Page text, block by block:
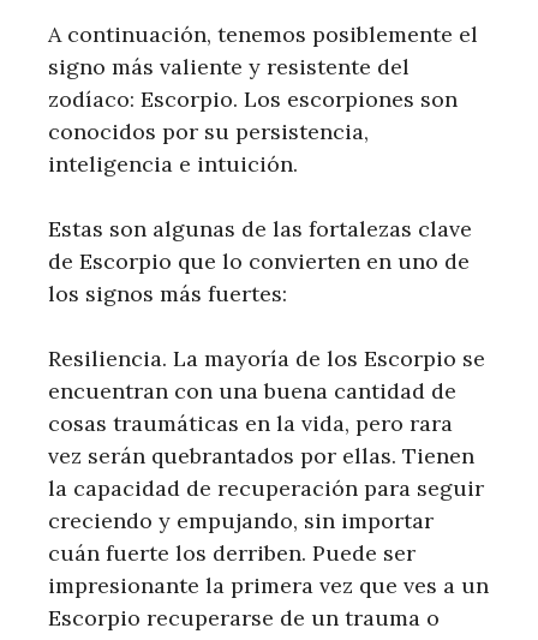
A continuación, tenemos posiblemente el
signo más valiente y resistente del
zodíaco: Escorpio. Los escorpiones son
conocidos por su persistencia,
inteligencia e intuición.
Estas son algunas de las fortalezas clave
de Escorpio que lo convierten en uno de
los signos más fuertes:
Resiliencia. La mayoría de los Escorpio se
encuentran con una buena cantidad de
cosas traumáticas en la vida, pero rara
vez serán quebrantados por ellas. Tienen
la capacidad de recuperación para seguir
creciendo y empujando, sin importar
cuán fuerte los derriben. Puede ser
impresionante la primera vez que ves a un
Escorpio recuperarse de un trauma o